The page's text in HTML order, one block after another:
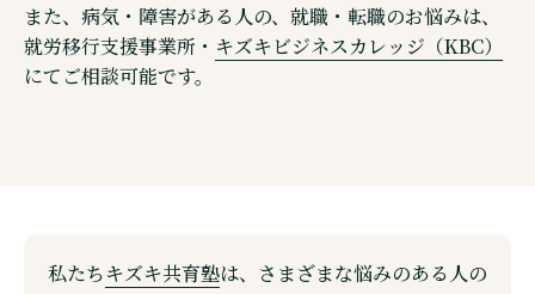
また、病気・障害がある人の、就職・転職のお悩みは、
就労移行支援事業所・ キズキビジネスカレッジ（KBC）
にてご相談可能です。
私たちキズキ共育塾は、さまざまな悩みのある人の